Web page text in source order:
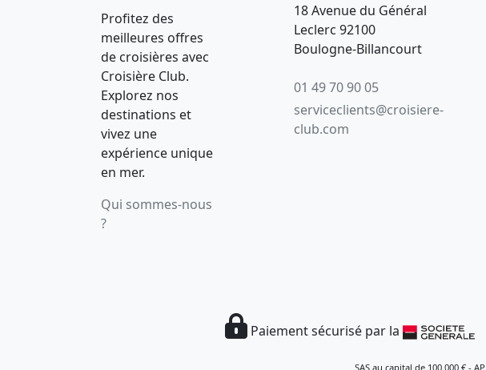
Profitez des
meilleures offres
de croisières avec
Croisière Club.
Explorez nos
destinations et
vivez une
expérience unique
en mer.
Qui sommes-nous
?
18 Avenue du Général
Leclerc 92100
Boulogne-Billancourt
01 49 70 90 05
serviceclients@croisiere-
club.com
Paiement sécurisé par la
SAS au capital de 100.000 € -